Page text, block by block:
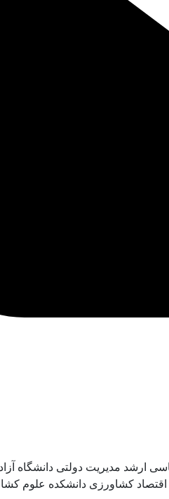
ارشد مدیریت دولتی دانشگاه
اقتصاد کشاورزی دانشکده علوم